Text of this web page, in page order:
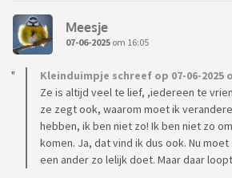
Meesje
07-06-2025 om 16:05
Kleinduimpje schreef op 07-06-2025
Ze is altijd veel te lief, ,iedereen te
ze zegt ook, waarom moet ik
hebben, ik ben niet zo! Ik ben niet zo
komen. Ja, dat vind ik dus ook. Nu
een ander zo lelijk doet. Maar daar